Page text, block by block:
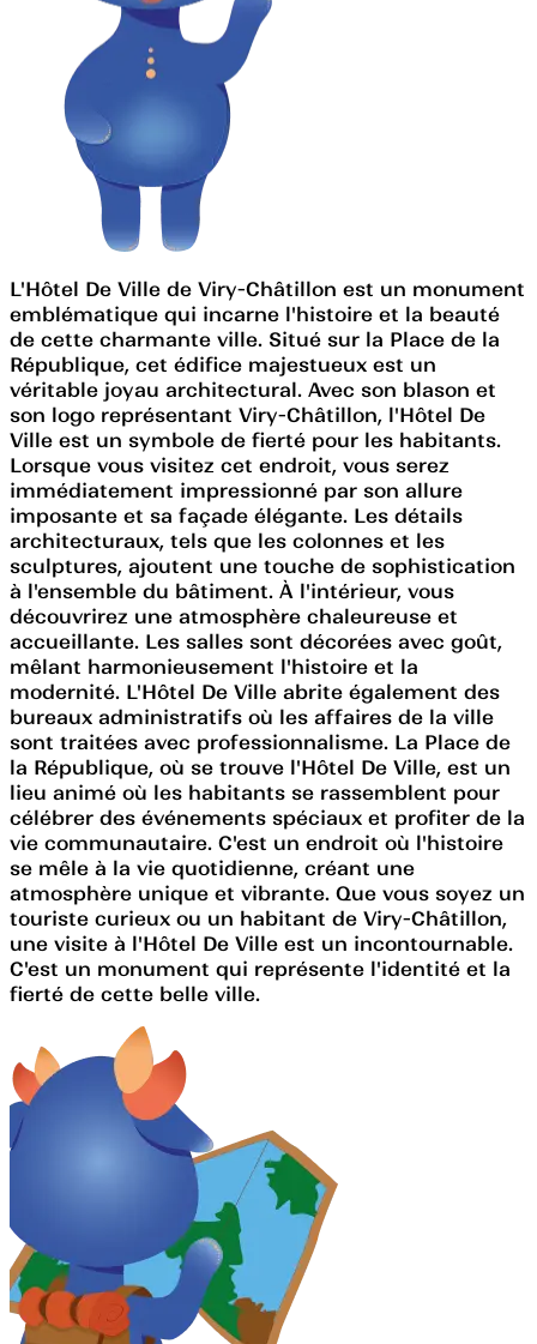
L'Hôtel De Ville de Viry-Châtillon est un monument
emblématique qui incarne l'histoire et la beauté
de cette charmante ville. Situé sur la Place de la
République, cet édifice majestueux est un
véritable joyau architectural. Avec son blason et
son logo représentant Viry-Châtillon, l'Hôtel De
Ville est un symbole de fierté pour les habitants.
Lorsque vous visitez cet endroit, vous serez
immédiatement impressionné par son allure
imposante et sa façade élégante. Les détails
architecturaux, tels que les colonnes et les
sculptures, ajoutent une touche de sophistication
à l'ensemble du bâtiment. À l'intérieur, vous
découvrirez une atmosphère chaleureuse et
accueillante. Les salles sont décorées avec goût,
mêlant harmonieusement l'histoire et la
modernité. L'Hôtel De Ville abrite également des
bureaux administratifs où les affaires de la ville
sont traitées avec professionnalisme. La Place de
la République, où se trouve l'Hôtel De Ville, est un
lieu animé où les habitants se rassemblent pour
célébrer des événements spéciaux et profiter de la
vie communautaire. C'est un endroit où l'histoire
se mêle à la vie quotidienne, créant une
atmosphère unique et vibrante. Que vous soyez un
touriste curieux ou un habitant de Viry-Châtillon,
une visite à l'Hôtel De Ville est un incontournable.
C'est un monument qui représente l'identité et la
fierté de cette belle ville.